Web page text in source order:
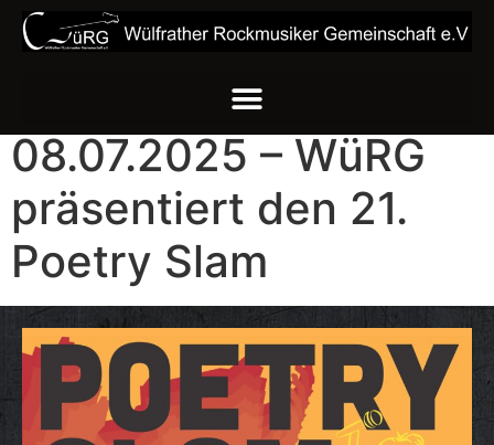
08.07.2025 – WüRG
präsentiert den 21.
Poetry Slam